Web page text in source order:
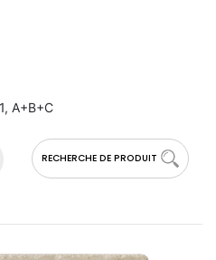
RECHERCHE DE PRODUIT
A+B+C